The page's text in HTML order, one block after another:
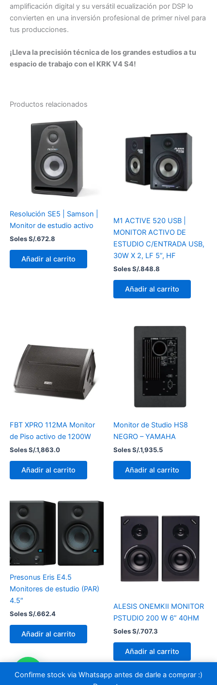
Confirme stock via Whatsapp antes de darle a comprar :)
amplificación digital y su versátil ecualización por DSP lo
convierten en una inversión profesional de primer nivel para
tus producciones.
¡Lleva la precisión técnica de los grandes estudios a tu
espacio de trabajo con el KRK V4 S4!
Productos relacionados
Resolución SE5 | Samson |
Monitor de estudio activo
Soles S/.672.8
Añadir al carrito
M1 ACTIVE 520 USB |
MONITOR ACTIVO DE
ESTUDIO C/ENTRADA USB,
30W X 2, LF 5”, HF
Soles S/.848.8
Añadir al carrito
FBT XPRO 112MA Monitor
de Piso activo de 1200W
Soles S/.1,863.0
Añadir al carrito
Monitor de Studio HS8
NEGRO – YAMAHA
Soles S/.1,935.5
Añadir al carrito
Presonus Eris E4.5
Monitores de estudio (PAR)
4.5″
Soles S/.662.4
Añadir al carrito
ALESIS ONEMKII MONITOR
PSTUDIO 200 W 6” 40HM
Soles S/.707.3
Añadir al carrito